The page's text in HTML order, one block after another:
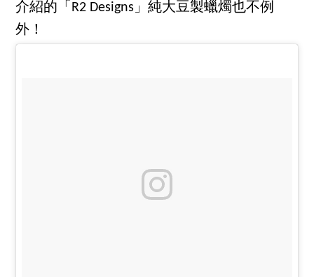
介紹的「R2 Designs」純大豆製蠟燭也不例
外！